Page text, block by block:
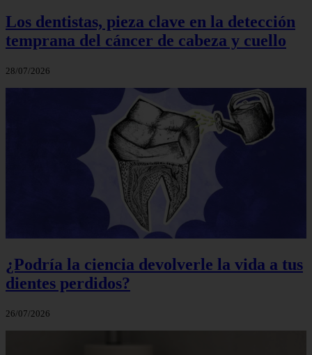
Los dentistas, pieza clave en la detección
temprana del cáncer de cabeza y cuello
28/07/2026
¿Podría la ciencia devolverle la vida a tus
dientes perdidos?
26/07/2026